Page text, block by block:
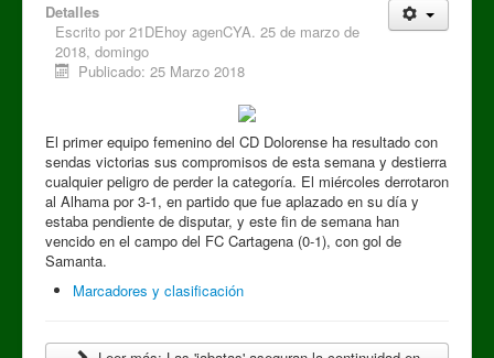
Detalles
Escrito por 21DEhoy agenCYA. 25 de marzo de
2018, domingo
Publicado: 25 Marzo 2018
El primer equipo femenino del CD Dolorense ha resultado con
sendas victorias sus compromisos de esta semana y destierra
cualquier peligro de perder la categoría. El miércoles derrotaron
al Alhama por 3-1, en partido que fue aplazado en su día y
estaba pendiente de disputar, y este fin de semana han
vencido en el campo del FC Cartagena (0-1), con gol de
Samanta.
Marcadores y clasificación